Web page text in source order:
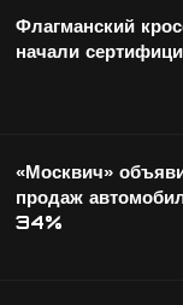
Флагманский
начали
«Москвич»
продаж
34%